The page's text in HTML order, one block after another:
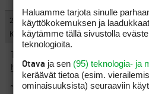
29.1.2024 18:46:07 #1424592
Kim Osterberg
https://www.clubhubgolf.com/
”Launch angle is determined by the
Haluamme tarjota sinulle
käyttökokemuksen ja
käytämme tällä sivustolla
teknologioita.
Otava ja sen (95) teknologia- ja
keräävät tietoa (esim.
ominaisuuk­sista) seuraaviin